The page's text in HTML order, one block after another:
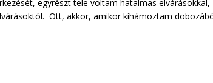
egyrészt tele voltam hatalmas elvárásokkal,
Ott, akkor, amikor kihámoztam